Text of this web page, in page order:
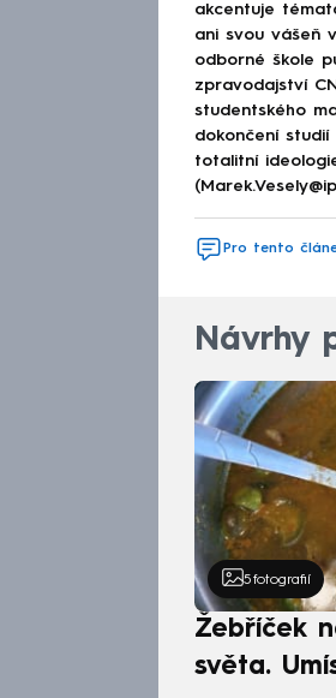
akcentuje
ani svou vášeň
odborné škole
zpravodajství
studentského
dokončení studií
totalitní
Pro tento
Návrhy
5 fotografií
Žebříček
světa.